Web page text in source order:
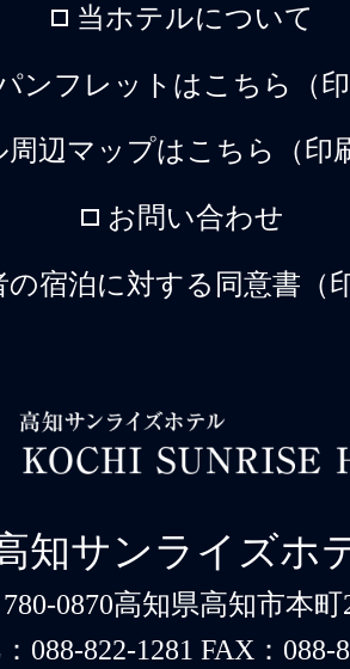
当ホテルについて
ンフレットはこちら（
周辺マップはこちら（印
お問い合わせ
の宿泊に対する同意書（
知サンライズホ
0870高知県高知市本町
088-822-1281 FAX：088-